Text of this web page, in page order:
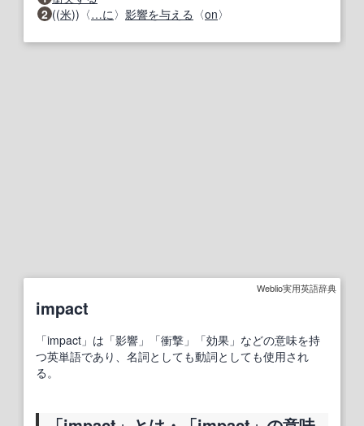
2 ((米))〈…に〉 影響を与える 〈on〉
Weblio実用英語辞典
impact
「impact」は「影響」「衝撃」「効果」などの意味を持
つ英単語であり、名詞としても動詞としても使用され
る。